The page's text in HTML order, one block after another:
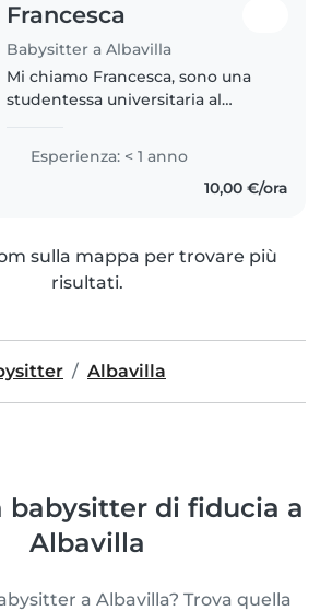
Francesca
Babysitter a Albavilla
Mi chiamo Francesca, sono una
studentessa universitaria al
in Terapia della Neuro e
Psicomotricità dell'età evolutiva.
Esperienza: < 1 anno
10,00 €/ora
sulla mappa per trovare più
risultati.
Albavilla
babysitter di fiducia a
Albavilla
a Albavilla? Trova quella